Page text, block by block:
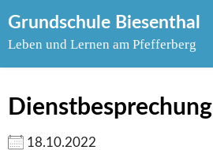
to
Grundschule Biesenthal
Leben und Lernen am Pfefferberg
Dienstbesprechung
18.10.2022